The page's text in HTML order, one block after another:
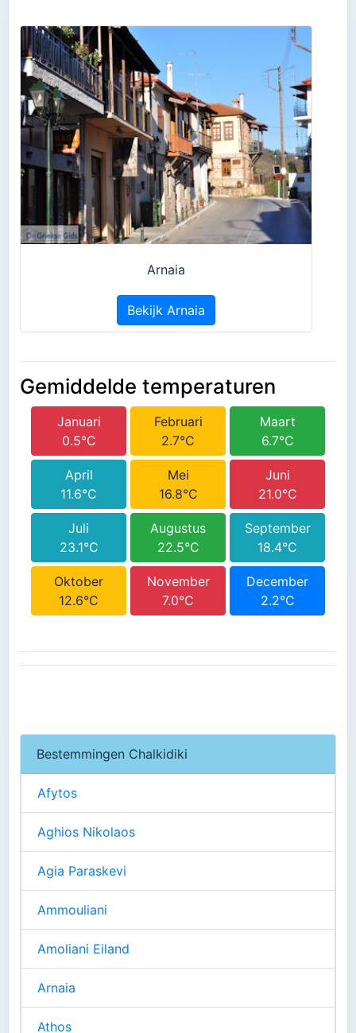
Arnaia
Bekijk Arnaia
Gemiddelde temperaturen
Januari
0.5°C
Februari
2.7°C
Maart
6.7°C
April
11.6°C
Mei
16.8°C
Juni
21.0°C
Juli
23.1°C
Augustus
22.5°C
September
18.4°C
Oktober
12.6°C
November
7.0°C
December
2.2°C
Bestemmingen Chalkidiki
Afytos
Aghios Nikolaos
Agia Paraskevi
Ammouliani
Amoliani Eiland
Arnaia
Athos